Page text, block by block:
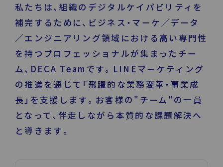
運営企業
個人情報保護方針
プライバシーポリシー
私たちは、組織のデジタルケイパビリティを
補完するために、ビジネス・マーケ／データ
／エンジニアリング領域における高い専門性
を持つプロフェッショナルが集まったチー
ム、DECA Teamです。LINEマーケティング
の推進を通じて「飛躍的な業務変革・事業成
長」を支援します。お客様の"チーム"の一員
となって、伴走しながら本質的な課題解決へ
と導きます。